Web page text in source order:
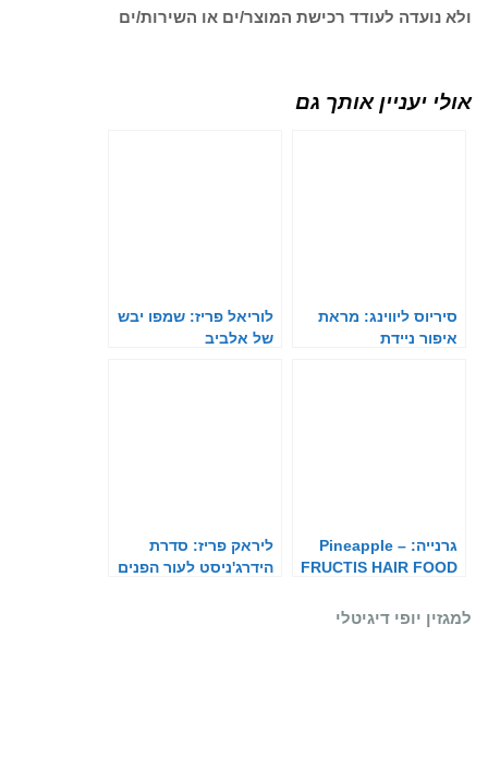
ולא נועדה לעודד רכישת המוצר/ים או השירות/ים
אולי יעניין אותך גם
סיריוס ליווינג: מראת
איפור ניידת
לוריאל פריז: שמפו יבש
של אלביב
גרנייה: Pineapple –
FRUCTIS HAIR FOOD
ליראק פריז: סדרת
הידרג'ניסט לעור הפנים
למגזין יופי דיגיטלי